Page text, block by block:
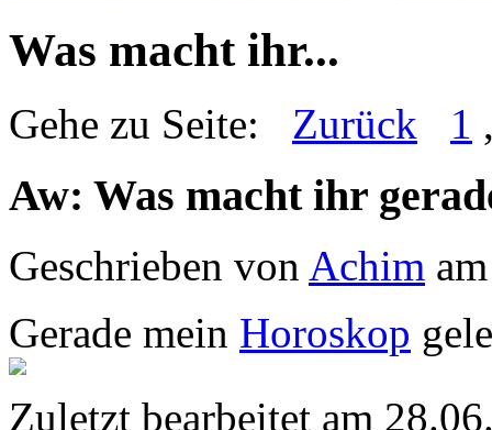
Was macht ihr...
Gehe zu Seite: Zurück 1
Aw: Was macht ihr
Geschrieben von Achim
Gerade mein Horoskop
Zuletzt bearbeitet am